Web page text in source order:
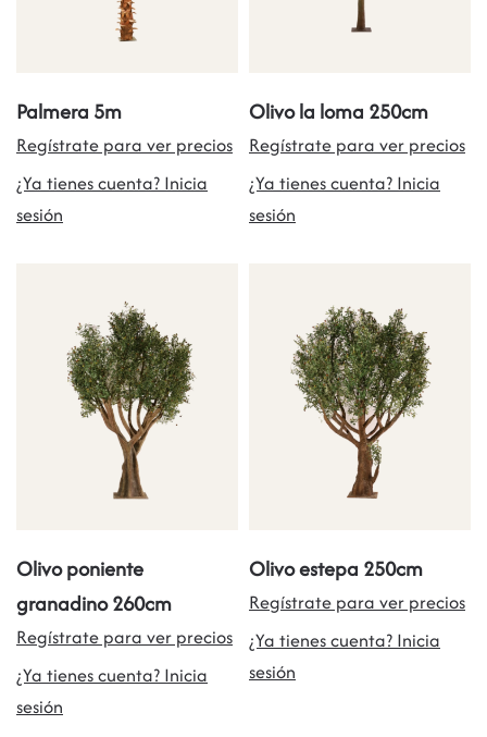
Palmera 5m
Regístrate para ver precios
¿Ya tienes cuenta? Inicia
sesión
Olivo la loma 250cm
Regístrate para ver precios
¿Ya tienes cuenta? Inicia
sesión
Olivo poniente
granadino 260cm
Regístrate para ver precios
¿Ya tienes cuenta? Inicia
sesión
Olivo estepa 250cm
Regístrate para ver precios
¿Ya tienes cuenta? Inicia
sesión